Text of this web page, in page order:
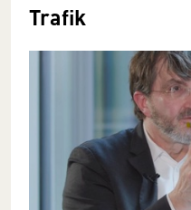
Trafik